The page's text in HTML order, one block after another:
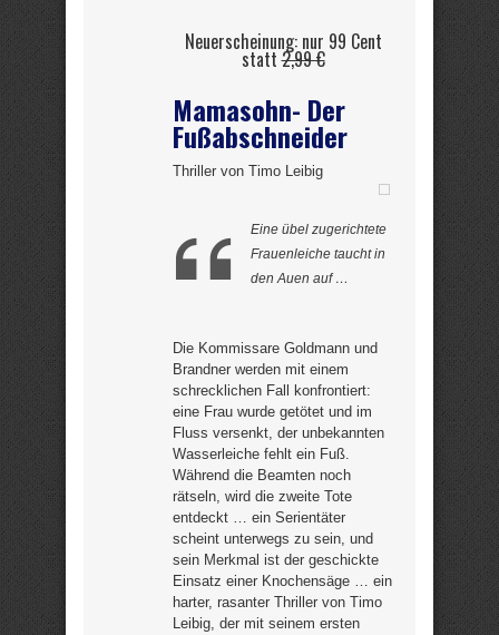
Neuerscheinung: nur 99 Cent
statt2,99 €
Mamasohn- Der
Fußabschneider
Thriller von Timo Leibig
Eine übel zugerichtete
Frauenleiche taucht in
den Auen auf …
Die Kommissare Goldmann und
Brandner werden mit einem
schrecklichen Fall konfrontiert:
eine Frau wurde getötet und im
Fluss versenkt, der unbekannten
Wasserleiche fehlt ein Fuß.
Während die Beamten noch
rätseln, wird die zweite Tote
entdeckt … ein Serientäter
scheint unterwegs zu sein, und
sein Merkmal ist der geschickte
Einsatz einer Knochensäge … ein
harter, rasanter Thriller von Timo
Leibig, der mit seinem ersten